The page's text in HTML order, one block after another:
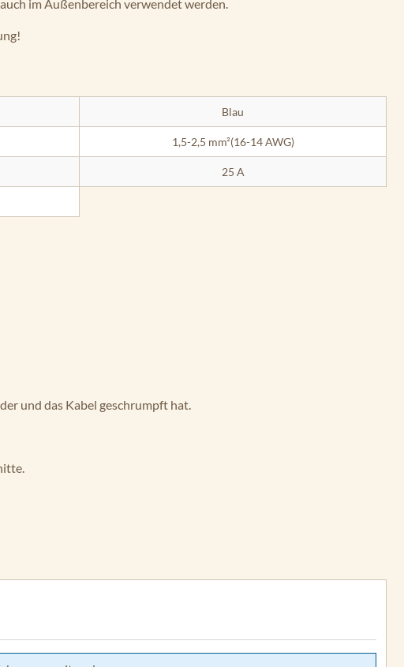
im Außenbereich verwendet werden.
Blau
1,5-2,5 mm²(16-14 AWG)
25 A
und das Kabel geschrumpft hat.